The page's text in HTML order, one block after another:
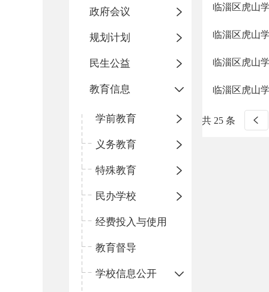
政府会议
规划计划
民生公益
教育信息
学前教育
义务教育
特殊教育
民办学校
经费投入与使用
教育督导
学校信息公开
临淄区虎山
临淄区虎山
临淄区虎山
临淄区虎山
共 25 条